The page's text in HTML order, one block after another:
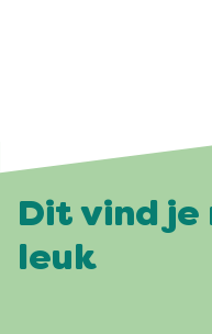
Dit vind je
leuk